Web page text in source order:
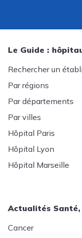
Le Guide :
Rechercher un
Par régions
Par départements
Par villes
Hôpital Paris
Hôpital Lyon
Hôpital Marseille
Actualités
Cancer